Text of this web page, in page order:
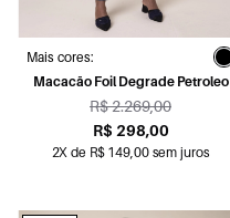
Mais cores:
Macacão Foil Degrade Petroleo
R$ 2.269,00
R$ 298,00
2X de R$ 149,00 sem juros